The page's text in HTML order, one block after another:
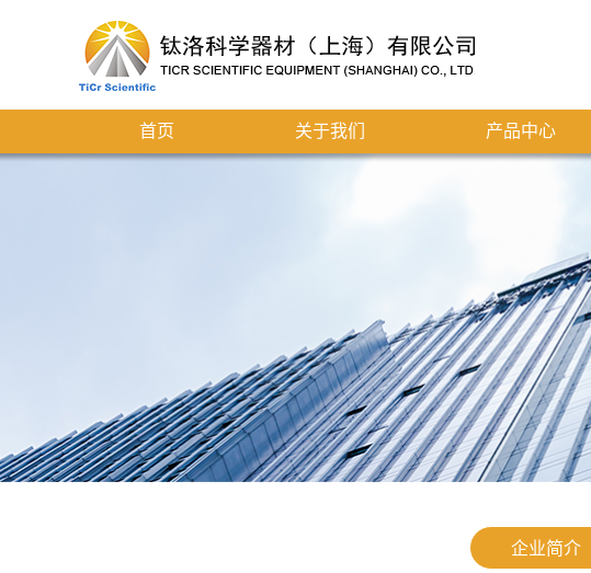
首页 关于我们 产品中心
企业简介